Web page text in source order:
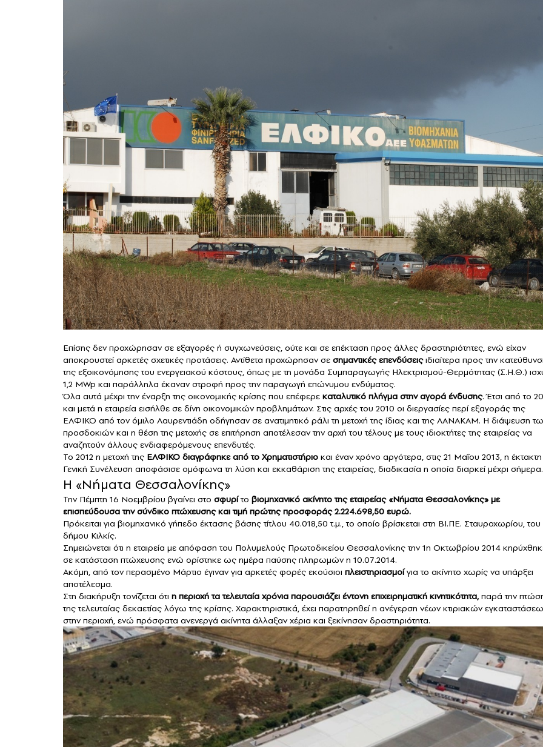
Επίσης δεν προχώρησαν σε εξαγορές ή συγχωνεύσεις, ούτε και σε επέκταση προς άλλες δραστηριότητες, ενώ είχαν
αποκρουστεί αρκετές σχετικές προτάσεις. Αντίθετα προχώρησαν σε σημαντικές επενδύσειςιδιαίτερα προς την
της εξοικονόμησης του ενεργειακού κόστους, όπως με τη μονάδα Συμπαραγωγής Ηλεκτρισμού-Θερμότητας (Σ.Η.Θ.)
1,2 MWp και παράλληλα έκαναν στροφή προς την παραγωγή επώνυμου ενδύματος.
Όλα αυτά μέχρι την έναρξη της οικονομικής κρίσης που επέφερε καταλυτικό πλήγμα στην αγορά ένδυσης. Έτσι από το
και μετά η εταιρεία εισήλθε σε δίνη οικονομικών προβλημάτων. Στις αρχές του 2010 οι διεργασίες περί εξαγοράς της
ΕΛΦΙΚΟ από τον όμιλο Λαυρεντιάδη οδήγησαν σε ανατιμητικό ράλι τη μετοχή της ίδιας και της ΛΑΝΑΚΑΜ. Η διάψευση
προσδοκιών και η θέση της μετοχής σε επιτήρηση αποτέλεσαν την αρχή του τέλους με τους ιδιοκτήτες της εταιρείας να
αναζητούν άλλους ενδιαφερόμενους επενδυτές.
Το 2012 η μετοχή της ΕΛΦΙΚΟ διαγράφηκε από το Χρηματιστήριο και έναν χρόνο αργότερα, στις 21 Μαΐου 2013, η έκτακτη
Γενική Συνέλευση αποφάσισε ομόφωνα τη λύση και εκκαθάριση της εταιρείας, διαδικασία η οποία διαρκεί μέχρι σήμερα.
Η «Νήματα Θεσσαλονίκης»
Την Πέμπτη 16 Νοεμβρίου βγαίνει στο σφυρίτο βιομηχανικό ακίνητο της εταιρείας «Νήματα Θεσσαλονίκης» με
επισπεύδουσα την σύνδικο πτώχευσης και τιμή πρώτης προσφοράς 2.224.698,50 ευρώ.
Πρόκειται για βιομηχανικό γήπεδο έκτασης βάσης τίτλου 40.018,50 τ.μ., το οποίο βρίσκεται στη ΒΙ.ΠΕ. Σταυροχωρίου, του
δήμου Κιλκίς.
Σημειώνεται ότι η εταιρεία με απόφαση του Πολυμελούς Πρωτοδικείου Θεσσαλονίκης την 1η Οκτωβρίου 2014
σε κατάσταση πτώχευσης ενώ ορίστηκε ως ημέρα παύσης πληρωμών η 10.07.2014.
Ακόμη, από τον περασμένο Μάρτιο έγιναν για αρκετές φορές εκούσιοι πλειστηριασμοίγια το ακίνητο χωρίς να υπάρξει
αποτέλεσμα.
Στη διακήρυξη τονίζεται ότι η περιοχή τα τελευταία χρόνια παρουσιάζει έντονη επιχειρηματική κινητικότητα,παρά την
της τελευταίας δεκαετίας λόγω της κρίσης. Χαρακτηριστικά, έχει παρατηρηθεί η ανέγερση νέων κτιριακών
στην περιοχή, ενώ πρόσφατα ανενεργά ακίνητα άλλαξαν χέρια και ξεκίνησαν δραστηριότητα.